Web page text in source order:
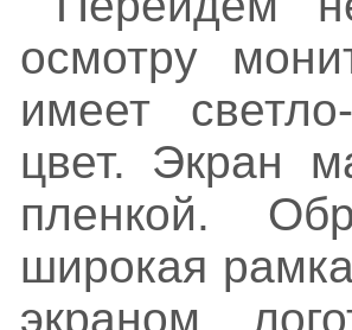
осмотру
имеет
цвет. Экран
пленкой.
широкая
экраном